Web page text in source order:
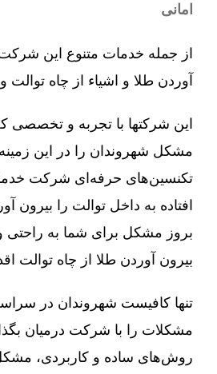
امانی
از جمله خدمات متنوع این
آوردن طلا و اشیاء از چاه
این شرکتها با تجربه و تخصصی
مشکل شهروندان را در این
تکنسین‌های حرفه‌ای شرکت
افتاده به داخل توالت را بیرون
بروز مشکل برای شما به راحتی و
بیرون آوردن طلا از چاه توالت
تنها کافیست شهروندان در
مشکلات را با شرکت درمیان
روش‌های ساده و کاربردی،